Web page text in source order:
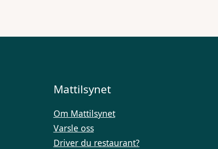
Mattilsynet
Om Mattilsynet
Varsle oss
Driver du restaurant?